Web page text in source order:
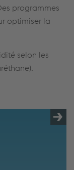
programmes
optimiser la
selon les